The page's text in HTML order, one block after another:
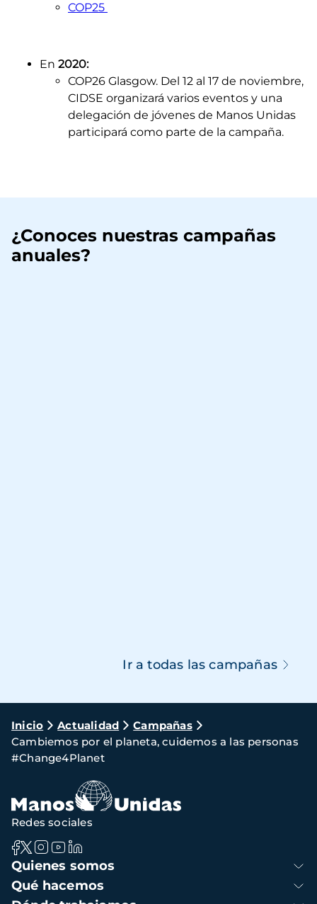
COP25
En 2020:
COP26 Glasgow. Del 12 al 17 de noviembre,
CIDSE organizará varios eventos y una
delegación de jóvenes de Manos Unidas
participará como parte de la campaña.
¿Conoces nuestras campañas
anuales?
Ir a todas las campañas
Ruta
de
navegación
Inicio Actualidad
Campañas
Cambiemos por el planeta, cuidemos a las personas
#Change4Planet
Navegación
principal
Quienes somos
Qué hacemos
Redes sociales